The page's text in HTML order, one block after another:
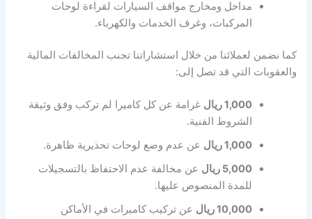
مداخل ومخارج مواقف السيارات لقراءة لوحات
المركبات، وغرف الخدمات والكهرباء.
كما نضمن لعملائنا من خلال استشاراتنا تجنب المخالفات المالية
والعقوبات التي قد تصل إلى:
1,000 ريال
غرامة عن كل كاميرا لم تركب وفق وثيقة
الشروط الفنية.
1,000 ريال
عن عدم وضع لوحات تحذيرية ظاهرة.
5,000 ريال
عن مخالفة عدم الاحتفاظ بالتسجيلات
للمدة المنصوص عليها.
10,000 ريال
عن تركيب كاميرات في الأماكن